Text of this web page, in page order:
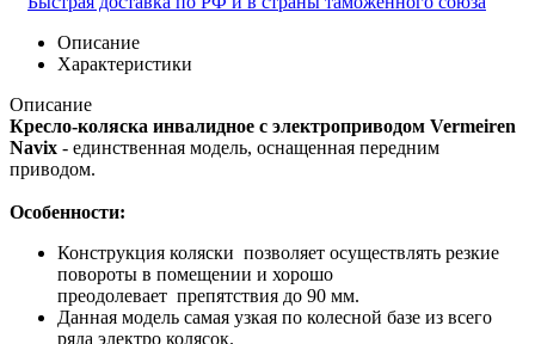
Описание
Характеристики
Описание
Кресло-коляска инвалидное с электроприводом Vermeiren
Navix - единственная модель, оснащенная передним
приводом.
Особенности:
Конструкция коляски позволяет осуществлять резкие
повороты в помещении и хорошо
преодолевает препятствия до 90 мм.
Данная модель самая узкая по колесной базе из всего
ряда электро колясок.